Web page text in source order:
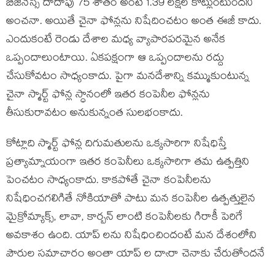
బిజినెస్సే దాదాపు 75 శాతం అంటే 1.39 లక్షల కోట్లుంటుందని
అంచనా. అయితే చైనా ఫోన్లను నిషేదించటం అంత ఈజీ కాదు.
ఎందుకంటే రెండు దేశాల మధ్య వ్యాపారపరమైన అనేక
ఒప్పందాలుంటాయి. ఏకపక్షంగా ఆ ఒప్పందాలను రద్దు
చేసుకోవటం సాధ్యంకాదు. పైగా మనదేశాన్ని కమ్ముకుంటున్న
చైనా స్మార్ట్ ఫోన్ల స్ధానంలో ఇతర కంపెనీల ఫోన్లను
తీసుకురావటం అనుకున్నంత సులభంకాదు.
కోట్లాది స్మార్ట్ ఫోన్ల దిగుమతులను ఒక్కసారిగా నిషేధిస్తే
ప్రత్యామ్నాయంగా ఇతర కంపెనీలు ఒక్కసారిగా తమ ఉత్పత్తిని
పెంచటం సాధ్యంకాదు. కాకపోతే చైనా కంపెనీలను
నిషేధించగలిగితే నోకియాతో పాటు మన కంపెనీల ఉత్పత్తులైన
మైక్రోమ్యాక్స్, లావా, కార్బన్ లాంటి కంపెనీలకు గిరాకీ పెరిగే
అవకాశం ఉంది. యాప్ లను నిషేధించిందంటే మన దేశంలోని